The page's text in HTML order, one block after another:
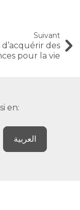
Suivant
des
pour la vie
en:
العربية